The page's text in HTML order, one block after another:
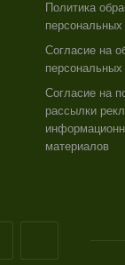
Политика
Согласие на
Согласие на
рассылки
материалов